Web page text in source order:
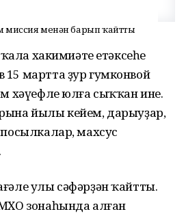
миссия менән барып ҡайтты
ҡала хакимиәте етәксеһе
мартта ҙур гумконвой
хәүефле юлға сыҡҡан ине.
йылы кейем, дарыуҙар,
махсус
улы сәфәрҙән ҡайтты.
зонаһында алған